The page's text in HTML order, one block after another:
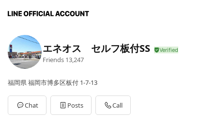
エネオス セルフ板付SS
Friends 13,247
福岡県 福岡市博多区板付 1-7-13
Chat Posts Call